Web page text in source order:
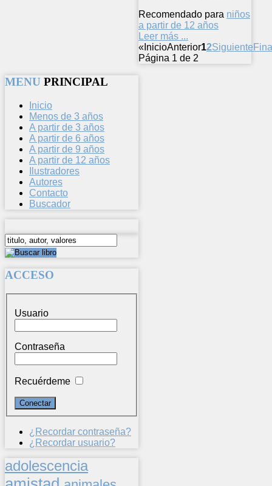
Recomendado para niños
a partir de 12 años
Leer más ...
« InicioAnterior12Siguiente
Página 1 de 2
MENU PRINCIPAL
Inicio
Menos de 3 años
A partir de 3 años
A partir de 6 años
A partir de 9 años
A partir de 12 años
Ilustradores
Autores
Contacto
Buscador
ACCESO
Usuario
Contraseña
Recuérdeme
¿Recordar contraseña?
¿Recordar usuario?
adolescencia